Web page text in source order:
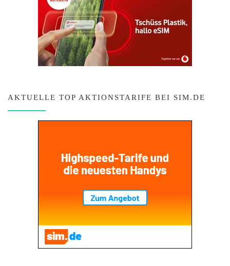
AKTUELLE TOP AKTIONSTARIFE BEI SIM.DE